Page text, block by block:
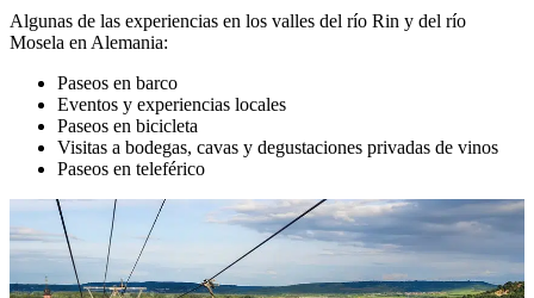
Algunas de las experiencias en los valles del río Rin y del río
Mosela en Alemania:
Paseos en barco
Eventos y experiencias locales
Paseos en bicicleta
Visitas a bodegas, cavas y degustaciones privadas de vinos
Paseos en teleférico